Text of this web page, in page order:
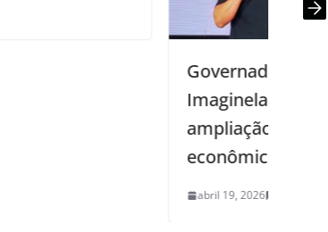
Governador Lucas Ribeiro anuncia
Imagineland 2026 e destaca
ampliação do evento e impacto
econômico em Campina Grande